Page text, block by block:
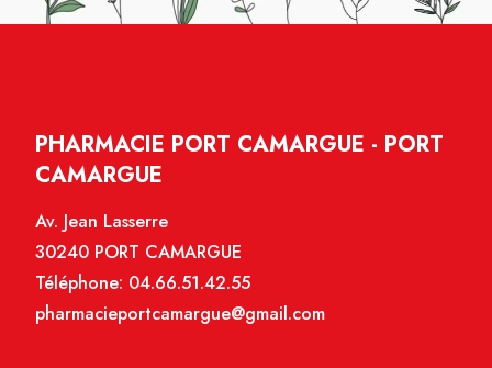
PHARMACIE PORT CAMARGUE - PORT
CAMARGUE
Av. Jean Lasserre
30240 PORT CAMARGUE
Téléphone: 04.66.51.42.55
pharmacieportcamargue@gmail.com